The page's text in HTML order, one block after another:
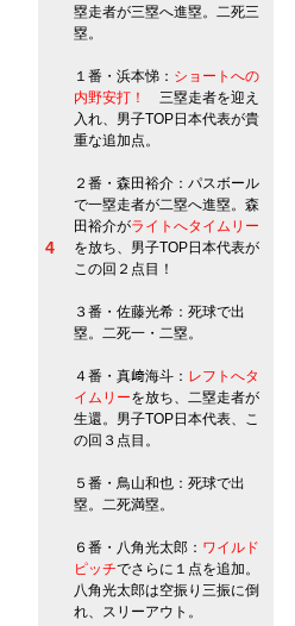
塁走者が三塁へ進塁。二死三
塁。
１番・浜本悌： ショートへの
内野安打！
三塁走者を迎え
入れ、男子TOP日本代表が貴
重な追加点。
２番・森田裕介：パスボール
で一塁走者が二塁へ進塁。森
田裕介がライトへタイムリー
を放ち、男子TOP日本代表が
この回２点目！
３番・佐藤光希：死球で出
塁。二死一・二塁。
４番・真﨑海斗： レフトへタ
イムリーを放ち、二塁走者が
生還。男子TOP日本代表、こ
の回３点目。
５番・鳥山和也：死球で出
塁。二死満塁。
６番・八角光太郎： ワイルド
ピッチでさらに１点を追加。
八角光太郎は空振り三振に倒
れ、スリーアウト。
4